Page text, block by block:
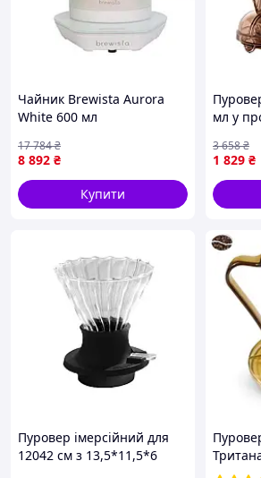
Чайник Brewista Aurora
White 600 мл
8 892 ₴
17 784₴
Купити
мл у
1 829 ₴
3 658₴
Пуровер імерсійний для
12042 см з 13,5*11,5*6
для